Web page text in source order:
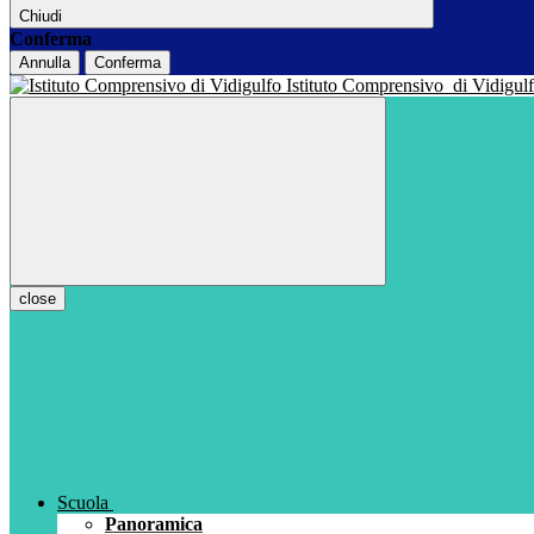
Chiudi
Conferma
Annulla Conferma
Istituto Comprensivo di
close
Scuola
Panoramica